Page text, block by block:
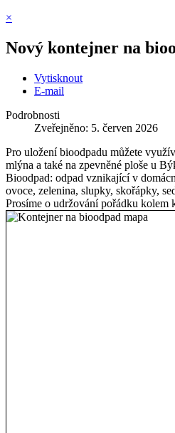
×
Nový kontejner na
Vytisknout
E-mail
Podrobnosti
Zveřejněno: 5. červen 2026
Pro uložení bioodpadu můžete
mlýna a také na zpevněné ploše u
Bioodpad: odpad vznikající v
ovoce, zelenina, slupky, skořápky,
Prosíme o udržování pořádku kolem